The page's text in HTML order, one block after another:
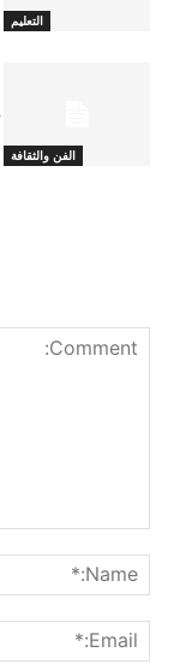
التعليم
الفن والثقافة